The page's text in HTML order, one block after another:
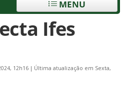
MENU
Ifes
12h16 | Última atualização em Sexta,